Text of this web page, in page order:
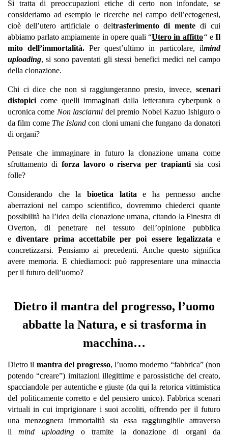
Si tratta di preoccupazioni etiche di certo non infondate, se
consideriamo ad esempio le ricerche nel campo dell’ectogenesi,
cioè dell’utero artificiale o deltrasferimento di mente di cui
abbiamo parlato ampiamente in opere quali “Utero in affitto“ eIl
mito dell’immortalità. Per quest’ultimo in particolare, ilmind
uploading, si sono paventati gli stessi benefici medici nel campo
della clonazione.
Chi ci dice che non si raggiungeranno presto, invece, scenari
distopici come quelli immaginati dalla letteratura cyberpunk o
ucronica come Non lasciarmi del premio Nobel Kazuo Ishiguro o
da film come The Island con cloni umani che fungano da donatori
di organi?
Pensate che immaginare in futuro la clonazione umana come
sfruttamento di forza lavoro o riserva per trapianti sia così
folle?
Considerando che la bioetica latita e ha permesso anche
aberrazioni nel campo scientifico, dovremmo chiederci quante
possibilità ha l’idea della clonazione umana, citando la Finestra di
Overton, di penetrare nel tessuto dell’opinione pubblica
ediventare prima accettabile per poi essere legalizzata e
concretizzarsi. Pensiamo ai precedenti. Anche questo significa
avere memoria. E chiediamoci: può rappresentare una minaccia
per il futuro dell’uomo?
Dietro il mantra del progresso, l’uomo
abbatte la Natura, e si trasforma in
macchina…
Dietro il mantra del progresso, l’uomo moderno “fabbrica” (non
potendo “creare”) imitazioni illegittime e parossistiche del creato,
spacciandole per autentiche e giuste (da qui la retorica vittimistica
del politicamente corretto e del pensiero unico). Fabbrica scenari
virtuali in cui imprigionare i suoi accoliti, offrendo per il futuro
una menzognera immortalità sia essa raggiungibile attraverso
ilmind uploadingo tramite la donazione di organi da